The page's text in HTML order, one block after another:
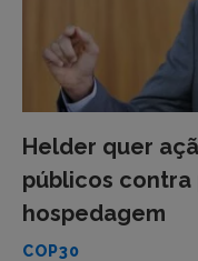
Helder quer
públicos contra
hospedagem
COP30